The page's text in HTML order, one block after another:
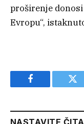
proširenje
Evropu“,
Facebook